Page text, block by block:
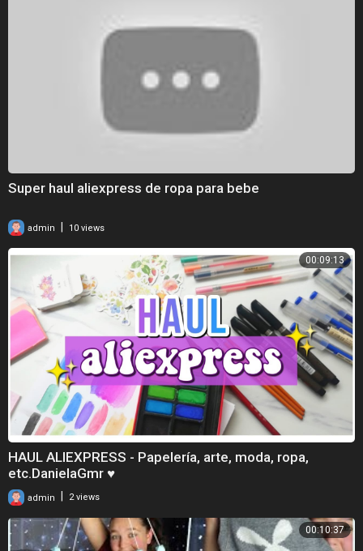
Super haul aliexpress de ropa para bebe
admin 10 views
00:09:13
HAUL ALIEXPRESS - Papelería, arte, moda, ropa,
etc.DanielaGmr ♥
admin 2 views
00:10:37